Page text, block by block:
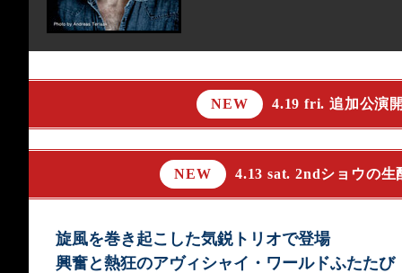
NEW 4.19 fri. 追加公演
NEW 4.13 sat. 2ndショウの生
旋風を巻き起こした気鋭トリオで登場
興奮と熱狂のアヴィシャイ・ワールドふたたび